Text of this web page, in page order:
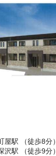
駅 （徒歩8分）
駅 （徒歩9分）